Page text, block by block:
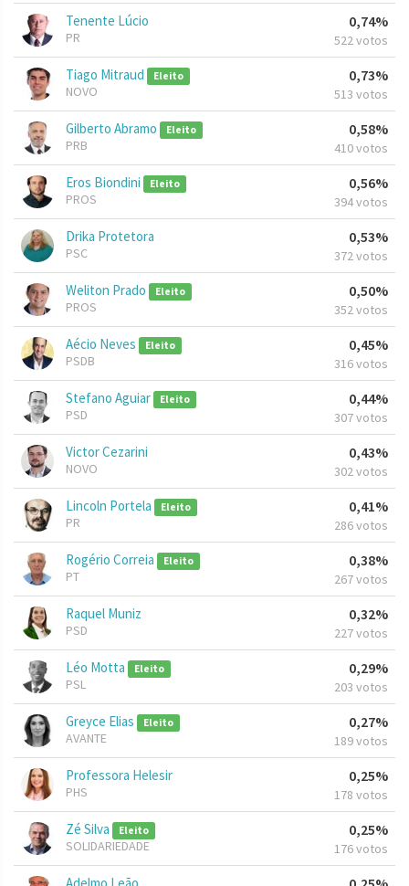
Tenente Lúcio
PR
0,74%
522 votos
Tiago Mitraud Eleito
NOVO
0,73%
513 votos
Gilberto Abramo Eleito
PRB
0,58%
410 votos
Eros Biondini Eleito
PROS
0,56%
394 votos
Drika Protetora
PSC
0,53%
372 votos
Weliton Prado Eleito
PROS
0,50%
352 votos
Aécio Neves Eleito
PSDB
0,45%
316 votos
Stefano Aguiar Eleito
PSD
0,44%
307 votos
Victor Cezarini
NOVO
0,43%
302 votos
Lincoln Portela Eleito
PR
0,41%
286 votos
Rogério Correia Eleito
PT
0,38%
267 votos
Raquel Muniz
PSD
0,32%
227 votos
Léo Motta Eleito
PSL
0,29%
203 votos
Greyce Elias Eleito
AVANTE
0,27%
189 votos
Professora Helesir
PHS
0,25%
178 votos
Zé Silva Eleito
SOLIDARIEDADE
0,25%
176 votos